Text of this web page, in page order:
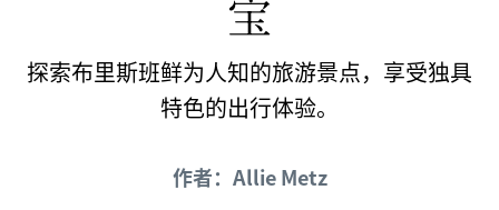
宝
探索布里斯班鲜为人知的旅游景点，享受独具
特色的出行体验。
作者：Allie Metz